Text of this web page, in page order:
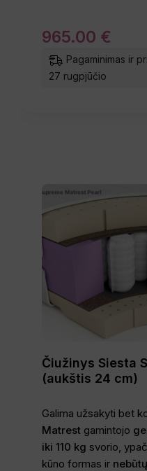
965.00 €
Pagaminimas ir
27 rugpjūčio
Čiužinys Siesta
(aukštis 24 cm)
Galima užsakyti bet
Matrest gamintojo
iki 110 kg svorio,
kūno formas ir